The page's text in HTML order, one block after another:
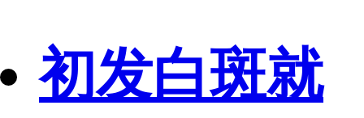
初发白斑就